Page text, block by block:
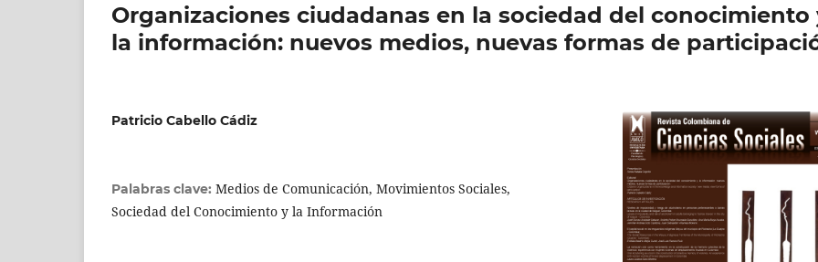
Organizaciones ciudadanas en la sociedad del conocimiento
la información: nuevos medios, nuevas formas de
Patricio Cabello Cádiz
Palabras clave: Medios de Comunicación, Movimientos Sociales,
Sociedad del Conocimiento y la Información